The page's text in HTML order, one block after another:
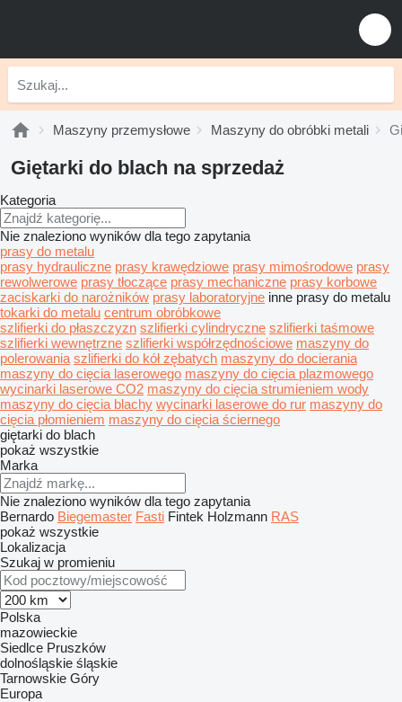
Maszyny przemysłowe Maszyny do obróbki metali
Giętarki do blach na sprzedaż
Kategoria
Nie znaleziono wyników dla tego zapytania
prasy do metalu
prasy hydrauliczne prasy krawędziowe prasy mimośrodowe prasy
rewolwerowe prasy tłoczące prasy mechaniczne prasy korbowe
zaciskarki do narożników prasy laboratoryjne inne prasy do metalu
tokarki do metalu centrum obróbkowe
szlifierki do płaszczyzn szlifierki cylindryczne szlifierki taśmowe
szlifierki wewnętrzne szlifierki współrzędnościowe maszyny do
polerowania szlifierki do kół zębatych maszyny do docierania
maszyny do cięcia laserowego maszyny do cięcia plazmowego
wycinarki laserowe CO2 maszyny do cięcia strumieniem wody
maszyny do cięcia blachy wycinarki laserowe do rur maszyny do
cięcia płomieniem maszyny do cięcia ściernego
giętarki do blach
pokaż wszystkie
Marka
Nie znaleziono wyników dla tego zapytania
Bernardo Biegemaster Fasti Fintek Holzmann RAS
pokaż wszystkie
Lokalizacja
Szukaj w promieniu
Polska
mazowieckie
Siedlce Pruszków
dolnośląskie śląskie
Tarnowskie Góry
Europa